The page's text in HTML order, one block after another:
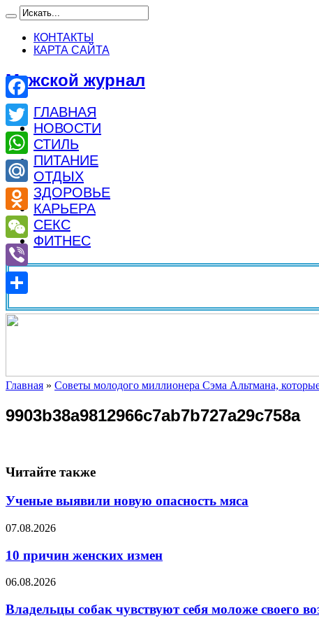
КОНТАКТЫ
КАРТА САЙТА
Мужской журнал
ГЛАВНАЯ
НОВОСТИ
СТИЛЬ
ПИТАНИЕ
ОТДЫХ
ЗДОРОВЬЕ
КАРЬЕРА
СЕКС
ФИТНЕС
Главная » Советы молодого миллионера Сэма Альтмана,
9903b38a9812966c7ab7b727a29c758a
Читайте также
Ученые выявили новую опасность мяса
07.08.2026
10 причин женских измен
06.08.2026
Владельцы собак чувствуют себя моложе своего
Facebook
Twitter
WhatsApp
Mail.Ru
Odnoklassniki
WeChat
Viber
Отправить